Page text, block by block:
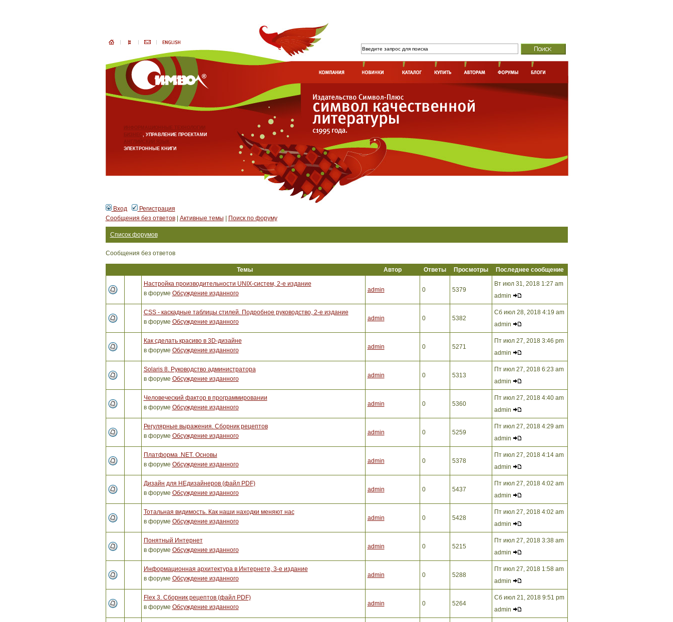
ИНФОРМАЦИОННЫЕ ТЕХНОЛОГИИ
БИЗНЕС, УПРАВЛЕНИЕ ПРОЕКТАМИ
АНГЛИЙСКИЙ ЯЗЫК
ЭЛЕКТРОННЫЕ КНИГИ
Вход
Регистрация
Сообщения без ответов| Активные темы Поиск по форуму
Список форумов
Сообщения без ответов
Темы Автор Ответы Просмотры
Последнее сообщение
Настройка производительности UNIX-систем, 2-е издание
в форуме Обсуждение изданного admin 0 5379
Вт июл 31, 2018 1:27 am
admin
CSS - каскадные таблицы стилей. Подробное руководство, 2-е издание
в форуме Обсуждение изданного admin 0 5382
Сб июл 28, 2018 4:19 am
admin
Как сделать красиво в 3D-дизайне
в форуме Обсуждение изданного admin 0 5271
Пт июл 27, 2018 3:46 pm
admin
Solaris 8. Руководство администратора
в форуме Обсуждение изданного admin 0 5313
Пт июл 27, 2018 6:23 am
admin
Человеческий фактор в программировании
в форуме Обсуждение изданного admin 0 5360
Пт июл 27, 2018 4:40 am
admin
Регулярные выражения. Сборник рецептов
в форуме Обсуждение изданного admin 0 5259
Пт июл 27, 2018 4:29 am
admin
Платформа .NET. Основы
в форуме Обсуждение изданного admin 0 5378
Пт июл 27, 2018 4:14 am
admin
Дизайн для НЕдизайнеров (файл PDF)
в форуме Обсуждение изданного admin 0 5437
Пт июл 27, 2018 4:02 am
admin
Тотальная видимость. Как наши находки меняют нас
в форуме Обсуждение изданного admin 0 5428
Пт июл 27, 2018 4:02 am
admin
Понятный Интернет
в форуме Обсуждение изданного admin 0 5215
Пт июл 27, 2018 3:38 am
admin
Информационная архитектура в Интернете, 3-е издание
в форуме Обсуждение изданного admin 0 5288
Пт июл 27, 2018 1:58 am
admin
Flex 3. Сборник рецептов (файл PDF)
в форуме Обсуждение изданного admin 0 5264
Сб июл 21, 2018 9:51 pm
admin